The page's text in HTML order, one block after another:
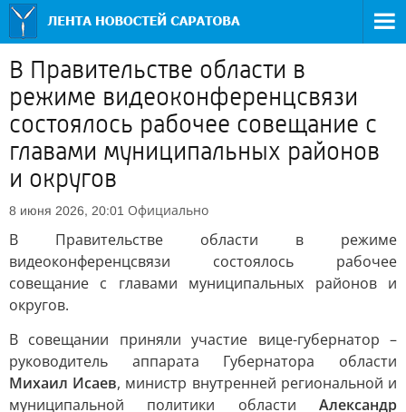
В Правительстве области в
режиме видеоконференцсвязи
состоялось рабочее совещание с
главами муниципальных районов
и округов
8 июня 2026, 20:01 Официально
В Правительстве области в режиме
видеоконференцсвязи состоялось рабочее
совещание с главами муниципальных районов и
округов.
В совещании приняли участие вице-губернатор –
руководитель аппарата Губернатора области
Михаил Исаев, министр внутренней региональной и
муниципальной политики области Александр